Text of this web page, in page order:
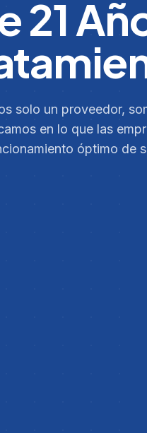
21
solo un proveedor,
en lo que las
óptimo de